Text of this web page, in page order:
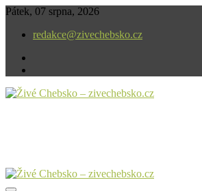
Skip
content
Pátek, 07 srpna, 2026
redakce@zivechebsko.cz